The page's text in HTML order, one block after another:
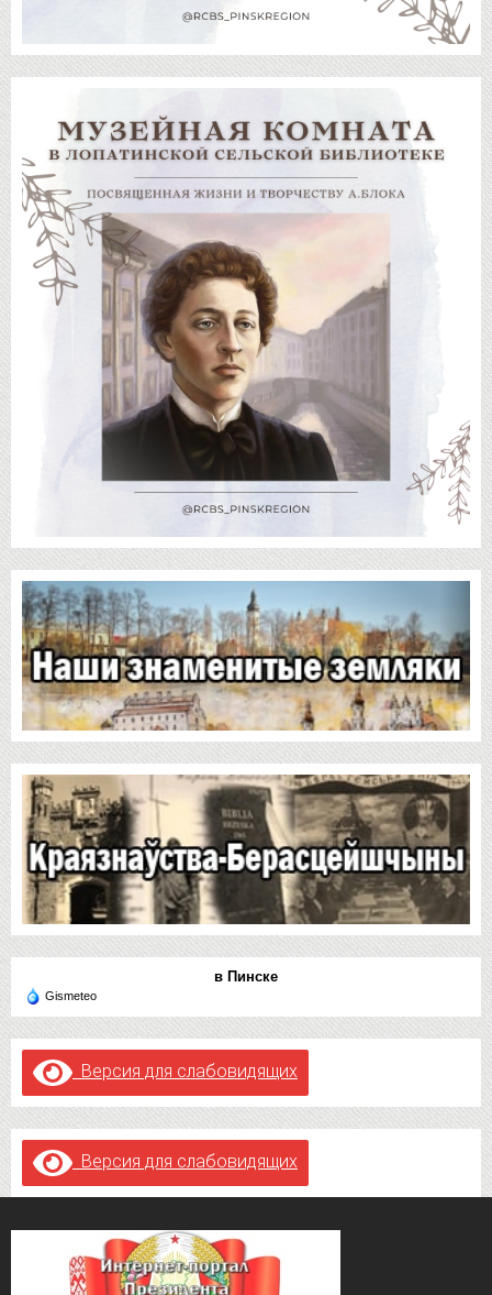
в Пинске
Gismeteo
Версия для слабовидящих
Версия для слабовидящих